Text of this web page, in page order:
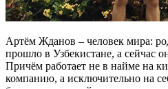
Артём Жданов – человек мира:
прошло в Узбекистане, а сейчас
Причём работает не в найме на
компанию, а исключительно на